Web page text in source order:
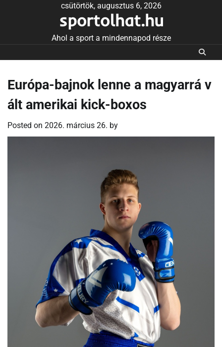
csütörtök, augusztus 6, 2026
sportolhat.hu
Ahol a sport a mindennapod része
Európa-bajnok lenne a magyarrá v
ált amerikai kick-boxos
Posted on 2026. március 26. by